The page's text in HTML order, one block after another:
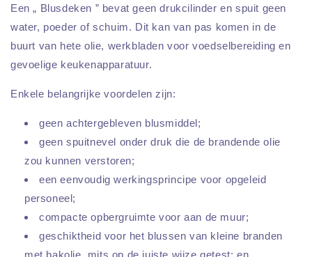
Een „ Blusdeken ” bevat geen drukcilinder en spuit geen
water, poeder of schuim. Dit kan van pas komen in de
buurt van hete olie, werkbladen voor voedselbereiding en
gevoelige keukenapparatuur.
Enkele belangrijke voordelen zijn:
geen achtergebleven blusmiddel;
geen spuitnevel onder druk die de brandende olie
zou kunnen verstoren;
een eenvoudig werkingsprincipe voor opgeleid
personeel;
compacte opbergruimte voor aan de muur;
geschiktheid voor het blussen van kleine branden